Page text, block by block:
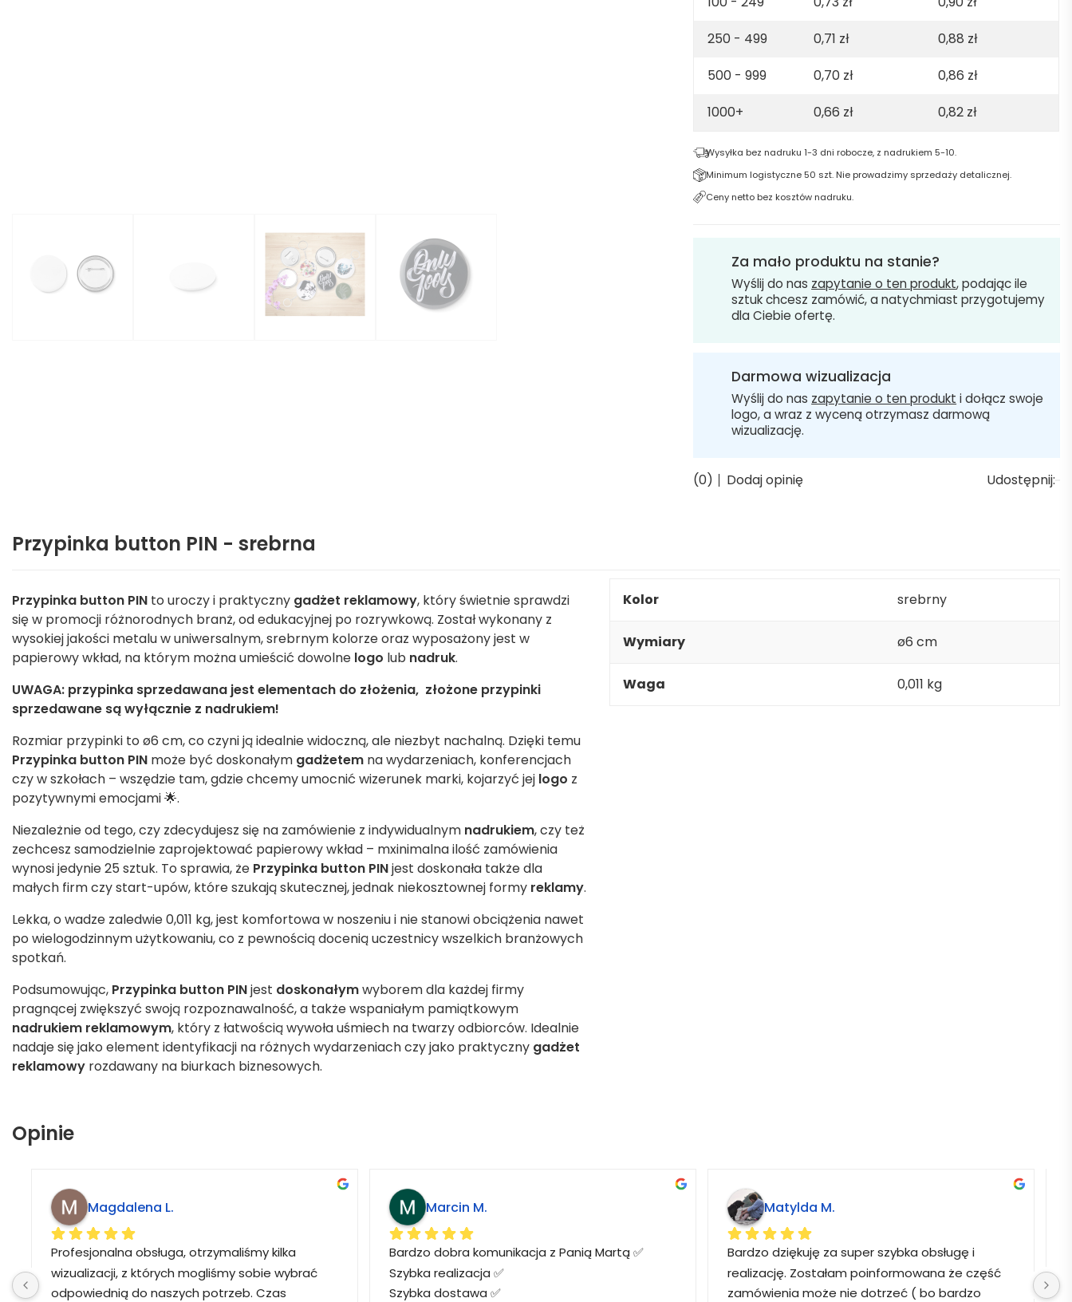
250 - 499
0,71 zł 0,88 zł
500 - 999
0,70 zł 0,86 zł
1000+
0,66 zł 0,82 zł
Wysyłka bez nadruku 1-3 dni robocze, z nadrukiem 5-10.
Minimum logistyczne 50 szt. Nie prowadzimy sprzedaży detalicznej.
Ceny netto bez kosztów nadruku.
Za mało produktu na stanie?
Wyślij do nas zapytanie o ten produkt, podając ile
sztuk chcesz zamówić, a natychmiast przygotujemy
dla Ciebie ofertę.
Darmowa wizualizacja
Wyślij do nas zapytanie o ten produkt i dołącz swoje
logo, a wraz z wyceną otrzymasz darmową
wizualizację.
(0) Dodaj opinię Udostępnij:
Przypinka button PIN - srebrna
Przypinka button PIN to uroczy i praktyczny gadżet reklamowy, który świetnie sprawdzi
się w promocji różnorodnych branż, od edukacyjnej po rozrywkową. Został wykonany z
wysokiej jakości metalu w uniwersalnym, srebrnym kolorze oraz wyposażony jest w
papierowy wkład, na którym można umieścić dowolne logo lub nadruk.
UWAGA: przypinka sprzedawana jest elementach do złożenia, złożone przypinki
sprzedawane są wyłącznie z nadrukiem!
Rozmiar przypinki to ø6 cm, co czyni ją idealnie widoczną, ale niezbyt nachalną. Dzięki temu
Przypinka button PIN może być doskonałym gadżetem na wydarzeniach, konferencjach
czy w szkołach – wszędzie tam, gdzie chcemy umocnić wizerunek marki, kojarzyć jej logo z
pozytywnymi emocjami 🌟.
Niezależnie od tego, czy zdecydujesz się na zamówienie z indywidualnym nadrukiem, czy też
zechcesz samodzielnie zaprojektować papierowy wkład – mxinimalna ilość zamówienia
wynosi jedynie 25 sztuk. To sprawia, że Przypinka button PINjest doskonała także dla
małych firm czy start-upów, które szukają skutecznej, jednak niekosztownej formy reklamy.
Lekka, o wadze zaledwie 0,011 kg, jest komfortowa w noszeniu i nie stanowi obciążenia nawet
po wielogodzinnym użytkowaniu, co z pewnością docenią uczestnicy wszelkich branżowych
spotkań.
Podsumowując, Przypinka button PINjest doskonałymwyborem dla każdej firmy
pragnącej zwiększyć swoją rozpoznawalność, a także wspaniałym pamiątkowym
nadrukiem reklamowym, który z łatwością wywoła uśmiech na twarzy odbiorców. Idealnie
nadaje się jako element identyfikacji na różnych wydarzeniach czy jako praktyczny gadżet
reklamowy rozdawany na biurkach biznesowych.
Kolor srebrny
Wymiary ø6 cm
Waga 0,011 kg
Opinie
Magdalena L.
Profesjonalna obsługa, otrzymaliśmy kilka
wizualizacji, z których mogliśmy sobie wybrać
odpowiednią do naszych potrzeb. Czas
Marcin M.
Bardzo dobra komunikacja z Panią Martą ✅
Szybka realizacja ✅
Szybka dostawa ✅
Matylda M.
Bardzo dziękuję za super szybka obsługę i
realizację. Zostałam poinformowana że część
zamówienia może nie dotrzeć ( bo bardzo